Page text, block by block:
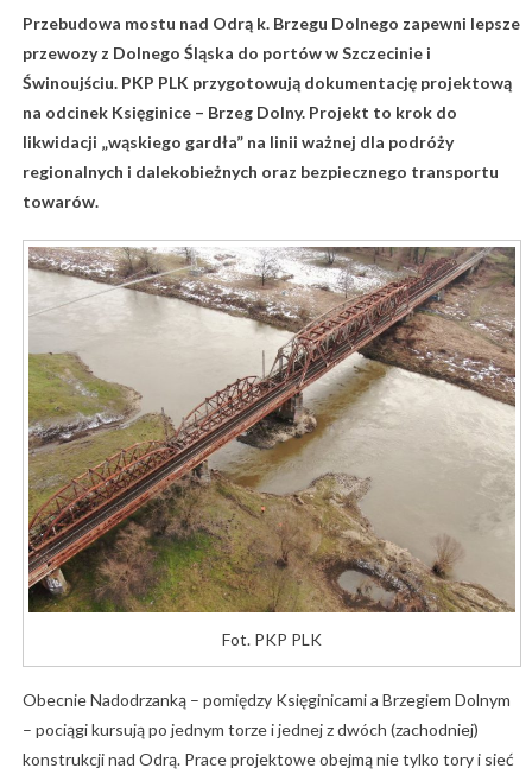
Przebudowa mostu nad Odrą k. Brzegu Dolnego zapewni lepsze
przewozy z Dolnego Śląska do portów w Szczecinie i
Świnoujściu. PKP PLK przygotowują dokumentację projektową
na odcinek Księginice – Brzeg Dolny. Projekt to krok do
likwidacji „wąskiego gardła” na linii ważnej dla podróży
regionalnych i dalekobieżnych oraz bezpiecznego transportu
towarów.
Fot. PKP PLK
Obecnie Nadodrzanką – pomiędzy Księginicami a Brzegiem Dolnym
– pociągi kursują po jednym torze i jednej z dwóch (zachodniej)
konstrukcji nad Odrą. Prace projektowe obejmą nie tylko tory i sieć